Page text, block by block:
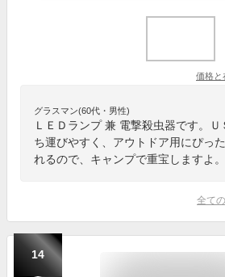
価格と
グラスマン(60代・男性)
ＬＥＤランプ 兼 電撃殺虫器です。
ち運びやすく、アウトドア用にぴっ
れるので、キャンプで重宝しますよ。
全て
14